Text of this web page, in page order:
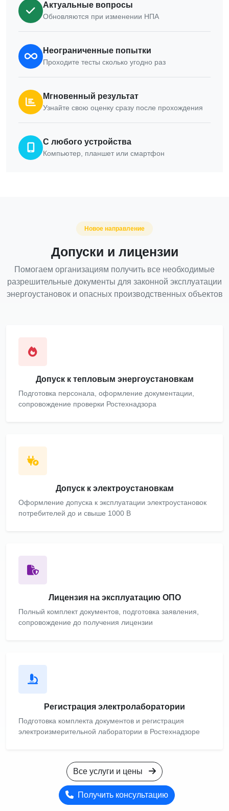
Актуальные вопросы
Обновляются при изменении НПА
Неограниченные попытки
Проходите тесты сколько угодно раз
Мгновенный результат
Узнайте свою оценку сразу после прохождения
С любого устройства
Компьютер, планшет или смартфон
Новое направление
Допуски и лицензии
Помогаем организациям получить все необходимые
разрешительные документы для законной эксплуатации
энергоустановок и опасных производственных объектов
Допуск к тепловым энергоустановкам
Подготовка персонала, оформление документации,
сопровождение проверки Ростехнадзора
Допуск к электроустановкам
Оформление допуска к эксплуатации электроустановок
потребителей до и свыше 1000 В
Лицензия на эксплуатацию ОПО
Полный комплект документов, подготовка заявления,
сопровождение до получения лицензии
Регистрация электролаборатории
Подготовка комплекта документов и регистрация
электроизмерительной лаборатории в Ростехнадзоре
Все услуги и цены
Получить консультацию